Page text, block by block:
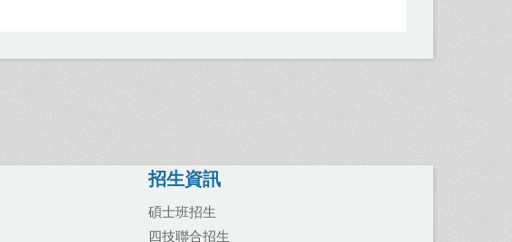
招生資訊
碩士班招生
四技聯合招生